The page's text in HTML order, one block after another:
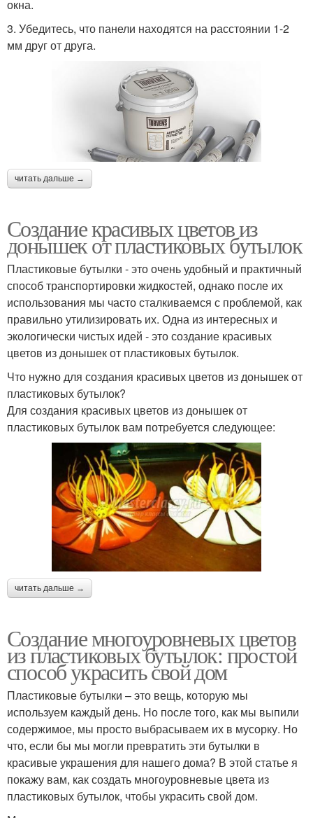
окна.
3. Убедитесь, что панели находятся на расстоянии 1-2
мм друг от друга.
читать дальше →
Создание красивых цветов из
донышек от пластиковых бутылок
Пластиковые бутылки - это очень удобный и практичный
способ транспортировки жидкостей, однако после их
использования мы часто сталкиваемся с проблемой, как
правильно утилизировать их. Одна из интересных и
экологически чистых идей - это создание красивых
цветов из донышек от пластиковых бутылок.
Что нужно для создания красивых цветов из донышек от
пластиковых бутылок?
Для создания красивых цветов из донышек от
пластиковых бутылок вам потребуется следующее:
читать дальше →
Создание многоуровневых цветов
из пластиковых бутылок: простой
способ украсить свой дом
Пластиковые бутылки – это вещь, которую мы
используем каждый день. Но после того, как мы выпили
содержимое, мы просто выбрасываем их в мусорку. Но
что, если бы мы могли превратить эти бутылки в
красивые украшения для нашего дома? В этой статье я
покажу вам, как создать многоуровневые цвета из
пластиковых бутылок, чтобы украсить свой дом.